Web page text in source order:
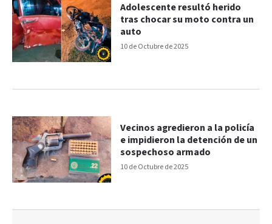
10 de Octubre de 2025
Adolescente resultó herido
tras chocar su moto contra un
auto
10 de Octubre de 2025
Vecinos agredieron a la policía
e impidieron la detención de un
sospechoso armado